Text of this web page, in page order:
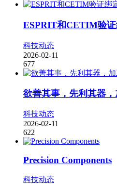
ESPRIT和CETIM验
科技动态
2026-02-11
677
欲善其事，先利其器
科技动态
2026-02-11
622
Precision Components
科技动态